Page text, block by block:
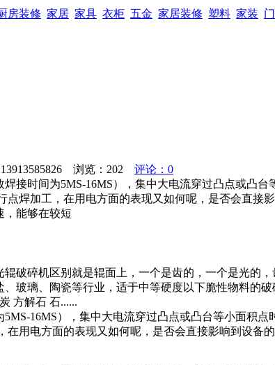
房装修 家居 家具 衣柜 五金 家居装修 塑料 家装
浏览： 202
评论：0
接时间为5MS-16MS），集中大电流穿过凸点或凸
焊加工，在用电方面的表现又如何呢，是否会直接
，能够在较短
破碎机区别就是辊面上，一个是齿的，一个是光的
玻璃、陶瓷等行业，适于中等硬度以下脆性物料的
方解石 石......
16MS），集中大电流穿过凸点或凸台等小面积
用电方面的表现又如何呢，是否会直接影响到设备